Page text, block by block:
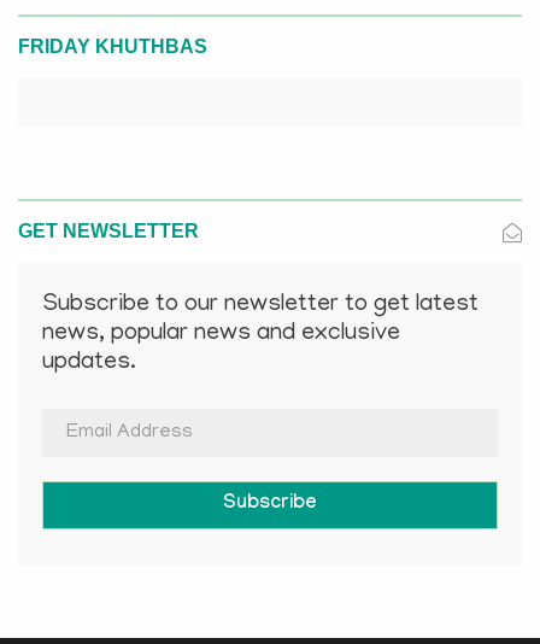
FRIDAY KHUTHBAS
GET NEWSLETTER
Subscribe to our newsletter to get latest
news, popular news and exclusive
updates.
Subscribe